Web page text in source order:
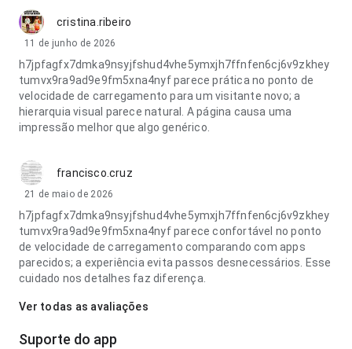
cristina.ribeiro
11 de junho de 2026
h7jpfagfx7dmka9nsyjfshud4vhe5ymxjh7ffnfen6cj6v9zkhey
tumvx9ra9ad9e9fm5xna4nyf parece prática no ponto de
velocidade de carregamento para um visitante novo; a
hierarquia visual parece natural. A página causa uma
impressão melhor que algo genérico.
francisco.cruz
21 de maio de 2026
h7jpfagfx7dmka9nsyjfshud4vhe5ymxjh7ffnfen6cj6v9zkhey
tumvx9ra9ad9e9fm5xna4nyf parece confortável no ponto
de velocidade de carregamento comparando com apps
parecidos; a experiência evita passos desnecessários. Esse
cuidado nos detalhes faz diferença.
Ver todas as avaliações
Suporte do app